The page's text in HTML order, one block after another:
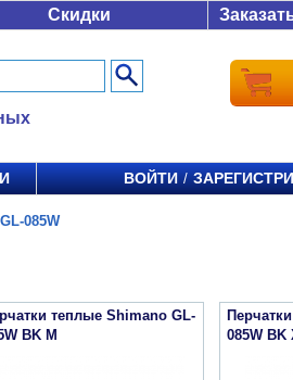
Скидки
ВОЙТИ /
085W
теплые Shimano GL-
BK M
085W BK